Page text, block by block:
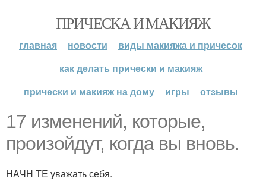
ПРИЧЕСКА И МАКИЯЖ
главная новости
виды макияжа и причесок
как делать прически и макияж
прически и макияж на дому
игры отзывы
17 изменений, которые,
произойдут, когда вы вновь.
HAЧH TE уважать себя.